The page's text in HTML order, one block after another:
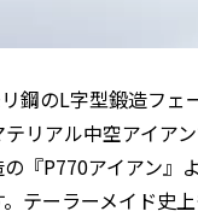
鋼のL字型鍛造フェ
リアル中空アイア
『P770アイアン』
テーラーメイド史